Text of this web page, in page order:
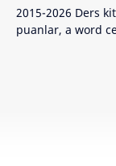
2015-2026 Ders
puanlar, a word